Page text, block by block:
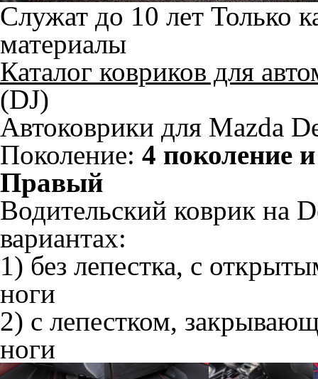
Служат до 10 лет Только
материалы
Каталог ковриков для
(DJ)
Автоковрики для Mazda
Поколение: 4 поколение
Правый
Водительский коврик на
вариантах:
1) без лепестка, с
ноги
2) с лепестком,
ноги